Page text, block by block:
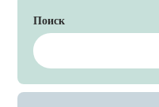
Поиск